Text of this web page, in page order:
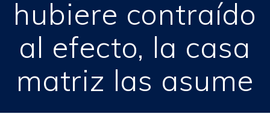
hubiere contraído
al efecto, la casa
matriz las asume